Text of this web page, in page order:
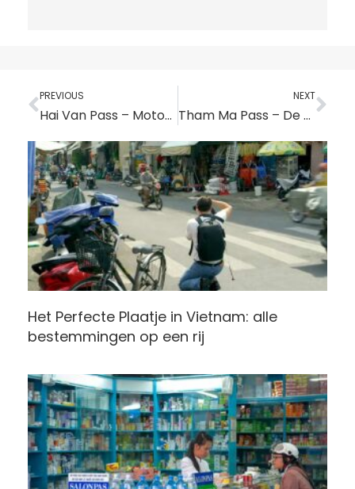
Vorige
PREVIOUS
Hai Van Pass – Motorroute, stops en alternatieven
NEXT
Tham Ma Pass – De kronkelende bergpas in Ha Giang
Het Perfecte Plaatje in Vietnam: alle
bestemmingen op een rij